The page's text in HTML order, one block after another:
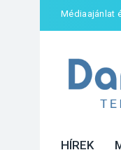
Médiaajánlat
HÍREK